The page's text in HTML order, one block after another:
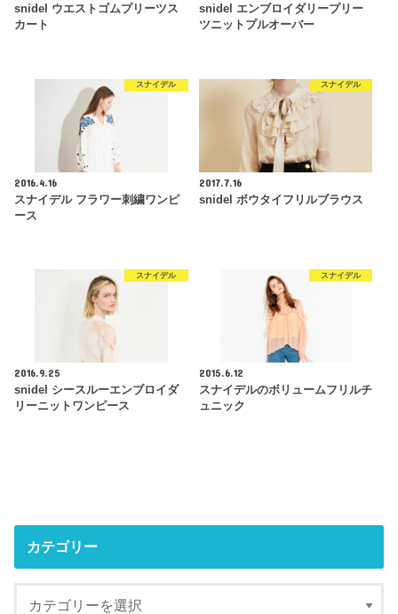
snidel ウエストゴムプリーツス
カート
snidel エンブロイダリープリー
ツニットプルオーバー
スナイデル
2016.4.16
スナイデル フラワー刺繍ワンピ
ース
スナイデル
2017.7.16
snidel ボウタイフリルブラウス
スナイデル
2016.9.25
snidel シースルーエンブロイダ
リーニットワンピース
スナイデル
2015.6.12
スナイデルのボリュームフリルチ
ュニック
カテゴリー